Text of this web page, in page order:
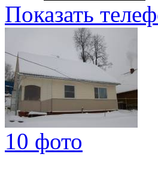
Показать
10 фото